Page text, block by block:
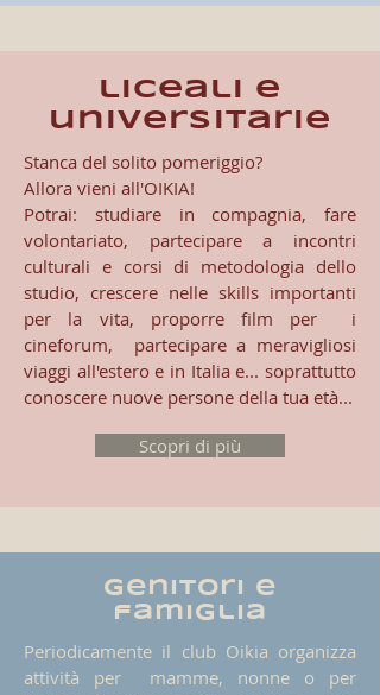
liceali e
universitarie
Stanca del solito pomeriggio?
Allora vieni all'OIKIA!
Potrai: studiare in compagnia, fare
volontariato, partecipare a incontri
culturali e corsi di metodologia dello
studio, crescere nelle skills importanti
per la vita, proporre film per i
cineforum, partecipare a meravigliosi
viaggi all'estero e in Italia e... soprattutto
conoscere nuove persone della tua età...
Scopri di più
genitori e
famiglia
Periodicamente il club Oikia organizza
attività per mamme, nonne o per